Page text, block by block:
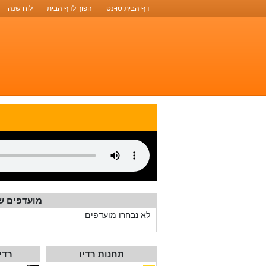
דף הבית טו-נט הפוך לדף הבית לוח שנה
מועדפים
לא נבחרו מועדפים
תחנות רדיו